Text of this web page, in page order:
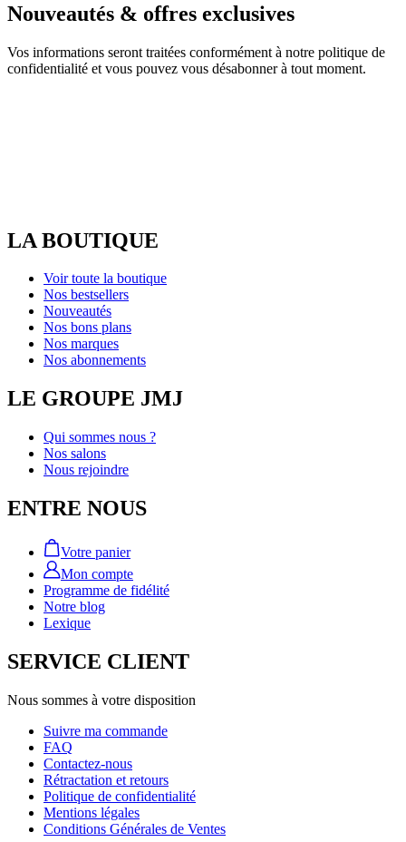
Nouveautés & offres exclusives
Vos informations seront traitées conformément à notre politique de
confidentialité et vous pouvez vous désabonner à tout moment.
LA BOUTIQUE
Voir toute la boutique
Nos bestsellers
Nouveautés
Nos bons plans
Nos marques
Nos abonnements
LE GROUPE JMJ
Qui sommes nous ?
Nos salons
Nous rejoindre
ENTRE NOUS
Votre panier
Mon compte
Programme de fidélité
Notre blog
Lexique
SERVICE CLIENT
Nous sommes à votre disposition
Suivre ma commande
FAQ
Contactez-nous
Rétractation et retours
Politique de confidentialité
Mentions légales
Conditions Générales de Ventes